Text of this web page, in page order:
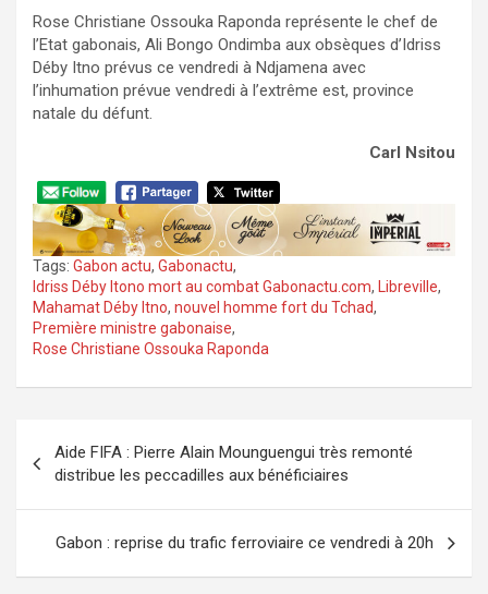
Rose Christiane Ossouka Raponda représente le chef de
l’Etat gabonais, Ali Bongo Ondimba aux obsèques d’Idriss
Déby Itno prévus ce vendredi à Ndjamena avec
l’inhumation prévue vendredi à l’extrême est, province
natale du défunt.
Carl Nsitou
Tags: Gabon actu, Gabonactu,
Idriss Déby Itono mort au combat Gabonactu.com, Libreville,
Mahamat Déby Itno, nouvel homme fort du Tchad,
Première ministre gabonaise,
Rose Christiane Ossouka Raponda
de
l’article
Aide FIFA : Pierre Alain Mounguengui très remonté
distribue les peccadilles aux bénéficiaires
Gabon : reprise du trafic ferroviaire ce vendredi à 20h